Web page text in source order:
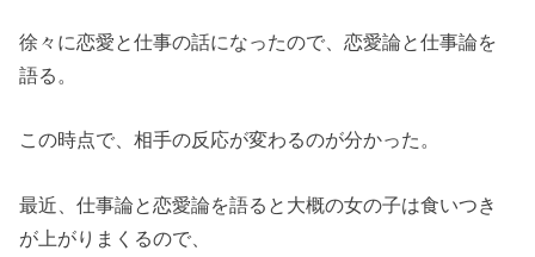
徐々に恋愛と仕事の話になったので、恋愛論と仕事論を
語る。
この時点で、相手の反応が変わるのが分かった。
最近、仕事論と恋愛論を語ると大概の女の子は食いつき
が上がりまくるので、